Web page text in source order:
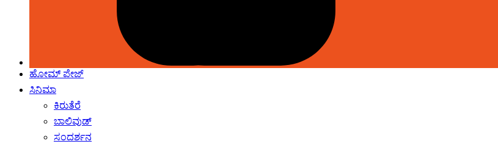
ಹೋಮ್‌ ಪೇಜ್
ಸಿನಿಮಾ
ಕಿರುತೆರೆ
ಬಾಲಿವುಡ್
ಸಂದರ್ಶನ